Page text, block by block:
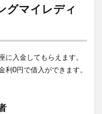
グマイレディ
に入金してもらえます。
利0円で借入ができます。